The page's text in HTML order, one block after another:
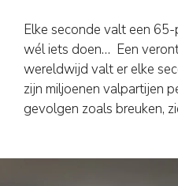
Elke seconde valt een
wél iets doen… Een
wereldwijd valt er elke
zijn miljoenen valpartijen
gevolgen zoals breuken,